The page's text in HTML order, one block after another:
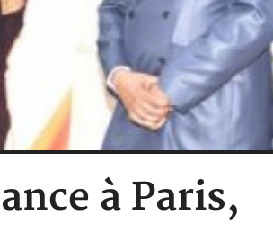
à Paris,